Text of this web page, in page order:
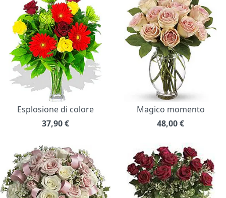
Esplosione di colore
37,90€
Magico momento
48,00€